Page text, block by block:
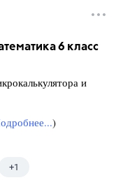
6 класс
и
)
+1